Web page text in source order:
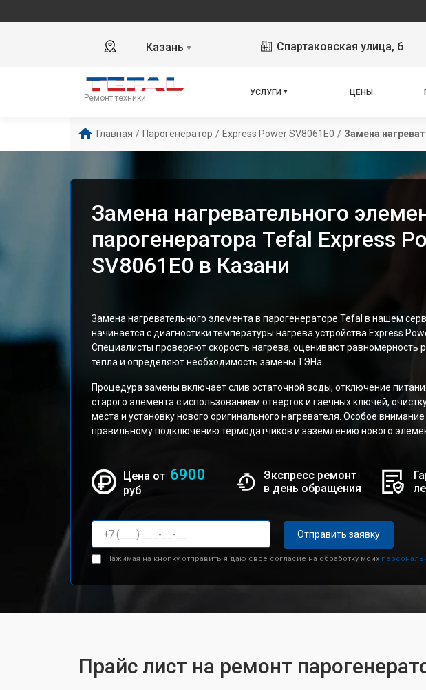
Казань ▼ Спартаковская улица, 6
Ремонт техники
УСЛУГИ ЦЕНЫ
Главная / Парогенератор / Express Power SV8061E0 / Замена
Замена нагревательного
парогенератора Tefal Express
SV8061E0 в Казани
Замена нагревательного элемента в парогенераторе Tefal в нашем
начинается с диагностики температуры нагрева устройства Express
Специалисты проверяют скорость нагрева, оценивают равномерность
тепла и определяют необходимость замены ТЭНа.
Процедура замены включает слив остаточной воды, отключение
старого элемента с использованием отверток и гаечных ключей,
места и установку нового оригинального нагревателя. Особое
правильному подключению термодатчиков и заземлению нового
Цена от 6900
руб
Экспресс ремонт
в день обращения
Отправить заявку
Нажимая на кнопку отправить я даю свое согласие на обработку моих
Прайс лист на ремонт